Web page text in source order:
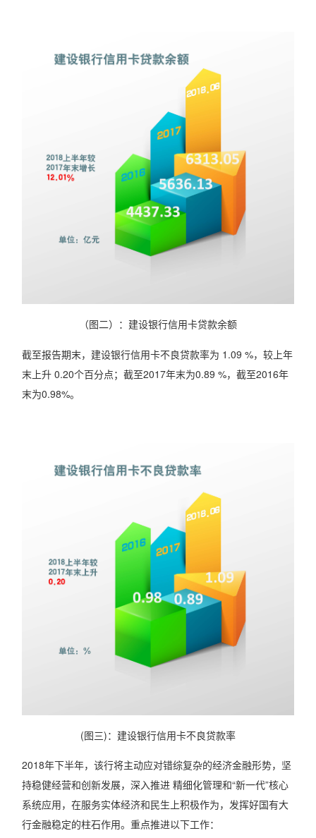
（图二）：建设银行信用卡贷款余额
截至报告期末，建设银行信用卡不良贷款率为 1.09 %，较上年
末上升 0.20个百分点；截至2017年末为0.89 %，截至2016年
末为0.98%。
(图三)：建设银行信用卡不良贷款率
2018年下半年，该行将主动应对错综复杂的经济金融形势，坚
持稳健经营和创新发展，深入推进 精细化管理和“新一代”核心
系统应用，在服务实体经济和民生上积极作为，发挥好国有大
行金融稳定的柱石作用。重点推进以下工作：